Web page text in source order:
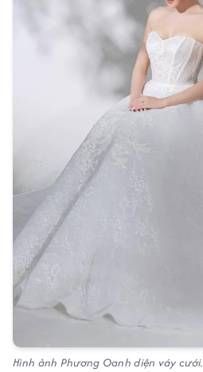
Hình ảnh Phương Oanh diện váy cưới.